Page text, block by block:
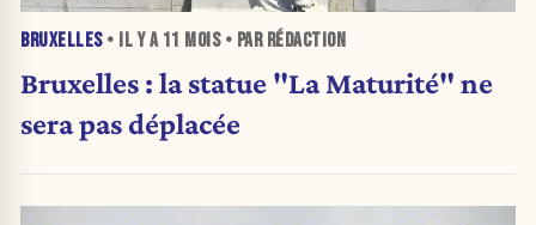
BRUXELLES• IL Y A 11 MOIS• PAR RÉDACTION
Bruxelles : la statue "La Maturité" ne
sera pas déplacée